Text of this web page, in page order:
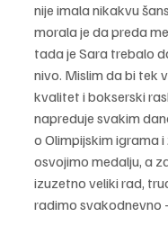
nije imala nikakvu
morala je da preda
tada je Sara trebalo
nivo. Mislim da bi tek
kvalitet i bokserski
napreduje svakim
o Olimpijskim igrama
osvojimo medalju, a
izuzetno veliki rad,
radimo svakodnevno